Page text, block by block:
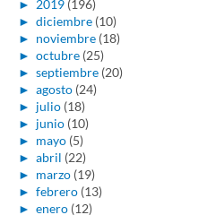
► 2019 (196)
► diciembre (10)
► noviembre (18)
► octubre (25)
► septiembre (20)
► agosto (24)
► julio (18)
► junio (10)
► mayo (5)
► abril (22)
► marzo (19)
► febrero (13)
► enero (12)